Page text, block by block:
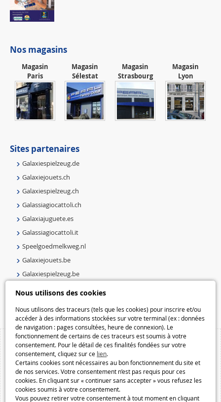
Nous utilisons des cookies
Nous utilisons des traceurs (tels que les cookies) pour inscrire et/ou
accéder à des informations stockées sur votre terminal (ex : données
de navigation : pages consultées, heure de connexion). Le
fonctionnement de certains de ces traceurs est soumis à votre
consentement. Pour le détail de ces finalités fondées sur votre
consentement, cliquez sur ce lien.
Certains cookies sont nécessaires au bon fonctionnement du site et
de nos services. Votre consentement n’est pas requis pour ces
cookies. En cliquant sur « continuer sans accepter » vous refusez les
cookies soumis à votre consentement.
Vous pouvez retirer votre consentement à tout moment en cliquant
Nos magasins
Magasin
Paris
Magasin
Sélestat
Magasin
Strasbourg
Magasin
Lyon
Sites partenaires
Galaxiespielzeug.de
Galaxiejouets.ch
Galaxiespielzeug.ch
Galassiagiocattoli.ch
Galaxiajuguete.es
Galassiagiocattoli.it
Speelgoedmelkweg.nl
Galaxiejouets.be
Galaxiespielzeug.be